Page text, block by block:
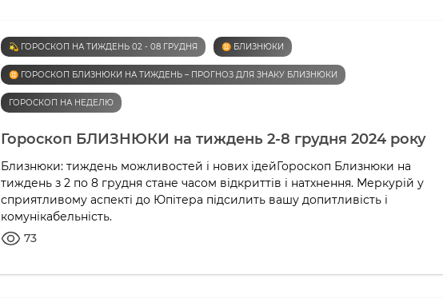
💫 ГОРОСКОП НА ТИЖДЕНЬ 02 - 08 ГРУДНЯ ♊️ БЛИЗНЮКИ
♊️ ГОРОСКОП БЛИЗНЮКИ НА ТИЖДЕНЬ – ПРОГНОЗ ДЛЯ ЗНАКУ БЛИЗНЮКИ
ГОРОСКОП НА НЕДЕЛЮ
Гороскоп БЛИЗНЮКИ на тиждень 2-8 грудня 2024 року
Близнюки: тиждень можливостей і нових ідейГороскоп Близнюки на
тиждень з 2 по 8 грудня стане часом відкриттів і натхнення. Меркурій у
сприятливому аспекті до Юпітера підсилить вашу допитливість і
комунікабельність.
73